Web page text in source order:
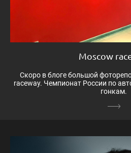
Moscow
Скоро в блоге большой
raceway. Чемпионат России по
гонкам.